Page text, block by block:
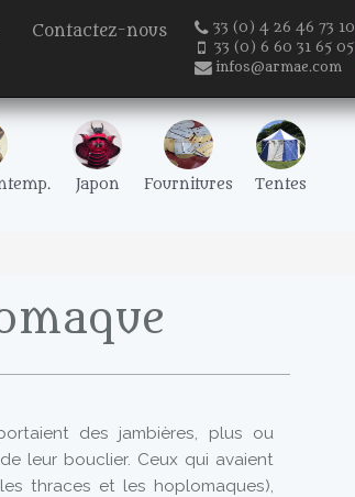
Contactez-nous
33 (0) 4 26 46 73 10
33 (0) 6 60 31 65 05
infos@armae.com
Japon Fournitures Tentes
des jambières, plus ou
leur bouclier. Ceux qui avaient
thraces et les hoplomaques),